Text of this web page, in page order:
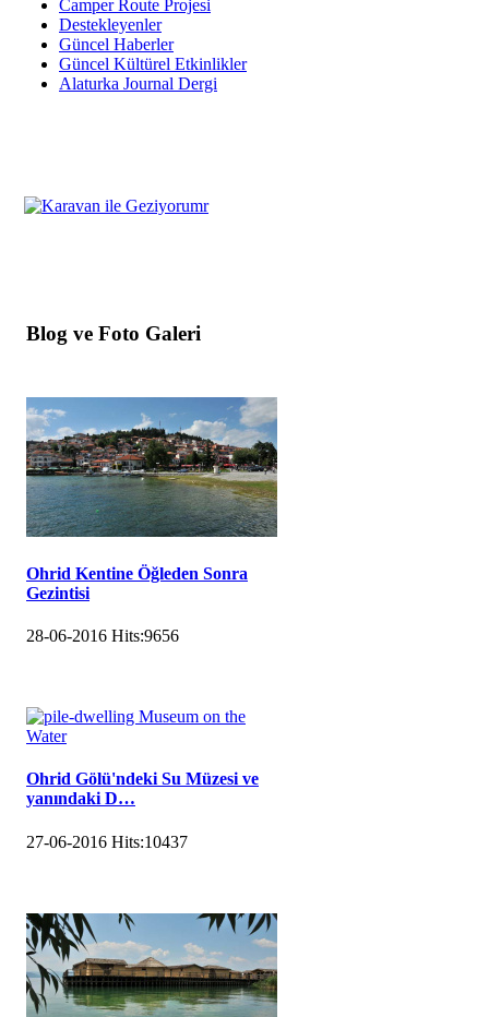
Camper Route Projesi
Destekleyenler
Güncel Haberler
Güncel Kültürel Etkinlikler
Alaturka Journal Dergi
Blog ve Foto Galeri
Ohrid Kentine Öğleden Sonra
Gezintisi
28-06-2016 Hits:9656
Ohrid Gölü'ndeki Su Müzesi ve
yanındaki D…
27-06-2016 Hits:10437